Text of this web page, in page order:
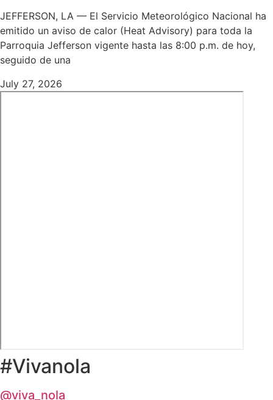
JEFFERSON, LA — El Servicio Meteorológico Nacional ha
emitido un aviso de calor (Heat Advisory) para toda la
Parroquia Jefferson vigente hasta las 8:00 p.m. de hoy,
seguido de una
July 27, 2026
#Vivanola
@viva_nola